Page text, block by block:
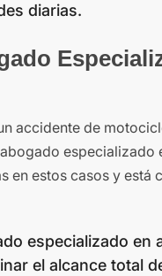
diarias.
accidente de
estos casos y
especializado en
el alcance total